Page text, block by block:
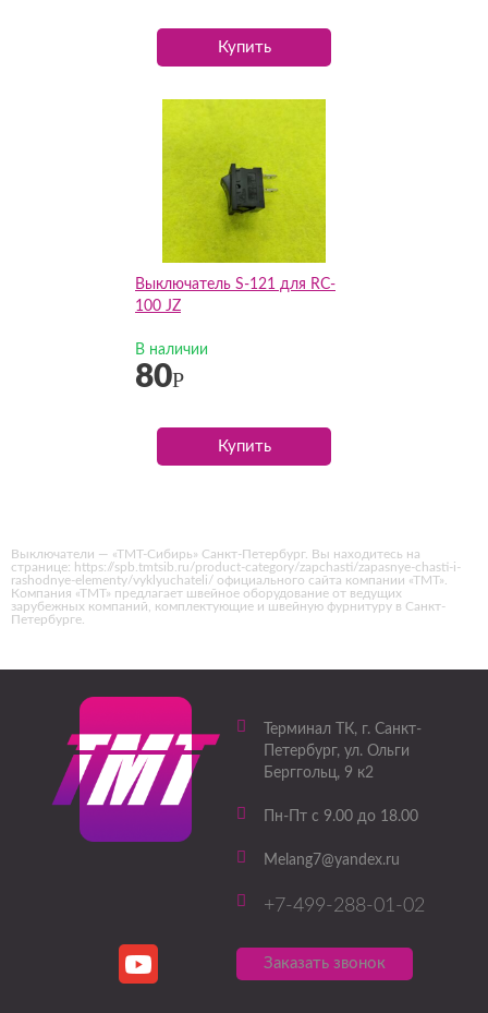
Купить
Выключатель S-121 для RC-
100 JZ
В наличии
80Р
Купить
Выключатели — «ТМТ-Сибирь» Санкт-Петербург. Вы находитесь на
странице: https://spb.tmtsib.ru/product-category/zapchasti/zapasnye-chasti-i-
rashodnye-elementy/vyklyuchateli/ официального сайта компании «ТМТ».
Компания «ТМТ» предлагает швейное оборудование от ведущих
зарубежных компаний, комплектующие и швейную фурнитуру в Санкт-
Петербурге.
Терминал ТК, г. Санкт-
Петербург, ул. Ольги
Берггольц, 9 к2
Пн-Пт с 9.00 до 18.00
Melang7@yandex.ru
+7-499-288-01-02
Заказать звонок